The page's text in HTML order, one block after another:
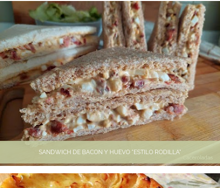
SANDWICH DE BACON Y HUEVO "ESTILO RODILLA"